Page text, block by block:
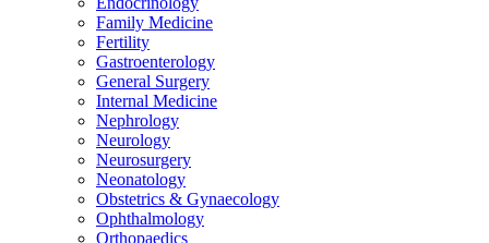
Family Medicine
Fertility
Gastroenterology
General Surgery
Internal Medicine
Nephrology
Neurology
Neurosurgery
Neonatology
Obstetrics & Gynaecology
Ophthalmology
Orthopaedics